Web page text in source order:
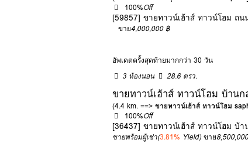
100%Off
[59857] ขายทาวน์เฮ้าส์ ทาวน์โฮม ถน
ขาย4,000,000 ฿
อัพเดตครั้งสุดท้ายมากกว่า 30 วัน
3 ห้องนอน
28.6 ตรว.
ขายทาวน์เฮ้าส์ ทาวน์โฮม บ้านก
(4.4 km. ==> ขายทาวน์เฮ้าส์ ทาวน์โฮม
100%Off
[36437] ขายทาวน์เฮ้าส์ ทาวน์โฮม บ้า
ขายพร้อมผู้เช่า(3.81% Yield) ขาย